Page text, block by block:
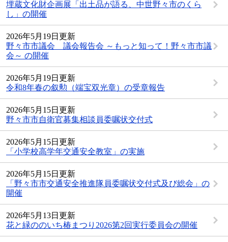
埋蔵文化財企画展「出土品が語る、中世野々市のくら
し」の開催
2026年5月19日更新
野々市市議会 議会報告会 ～もっと知って！野々市市議
会～ の開催
2026年5月19日更新
令和8年春の叙勲（端宝双光章）の受章報告
2026年5月15日更新
野々市市自衛官募集相談員委嘱状交付式
2026年5月15日更新
「小学校高学年交通安全教室」の実施
2026年5月15日更新
「野々市市交通安全推進隊員委嘱状交付式及び総会」の
開催
2026年5月13日更新
花と緑ののいち椿まつり2026第2回実行委員会の開催